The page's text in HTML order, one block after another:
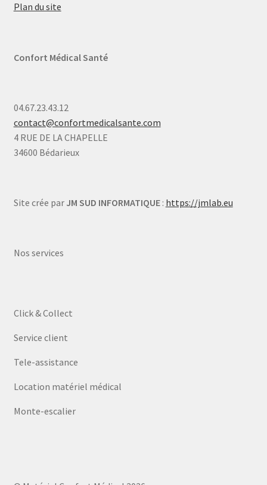
Plan du site
Confort Médical Santé
04.67.23.43.12
contact@confortmedicalsante.com
4 RUE DE LA CHAPELLE
34600 Bédarieux
Site crée par JM SUD INFORMATIQUE: https://jmlab.eu
Nos services
Click & Collect
Service client
Tele-assistance
Location matériel médical
Monte-escalier